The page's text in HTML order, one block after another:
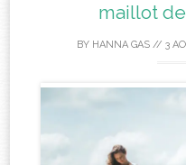
maillot
BY HANNA GAS // 3